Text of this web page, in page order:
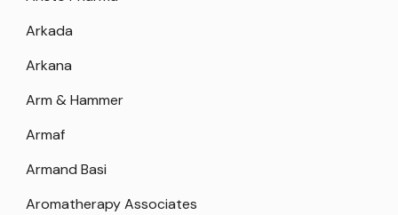
Arkada
Arkana
Arm & Hammer
Armaf
Armand Basi
Aromatherapy Associates